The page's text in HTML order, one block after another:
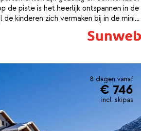
de piste is het heerlijk ontspannen in de
de kinderen zich vermaken bij in de mini
van de gezellige bars.
8 dagen vanaf
€ 746
incl. skipas